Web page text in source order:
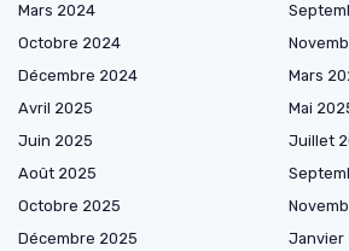
Mars 2024
Octobre 2024
Décembre 2024
Mars
Avril 2025
Mai
Juin 2025
Juillet
Août 2025
Octobre 2025
Décembre 2025
Janvier